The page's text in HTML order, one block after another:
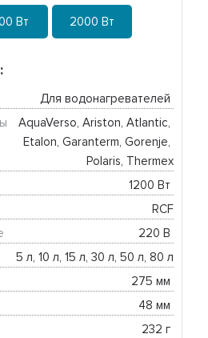
Вт 2000 Вт
Для водонагревателей
AquaVerso, Ariston, Atlantic,
Etalon, Garanterm, Gorenje,
Polaris, Thermex
1200 Вт
RCF
220 В
5 л, 10 л, 15 л, 30 л, 50 л, 80 л
275 мм
48 мм
232 г